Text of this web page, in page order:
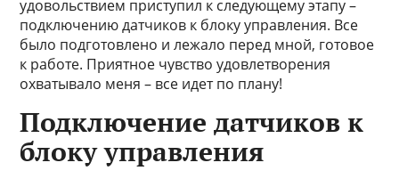
удовольствием приступил к следующему этапу –
подключению датчиков к блоку управления. Все
было подготовлено и лежало перед мной, готовое
к работе. Приятное чувство удовлетворения
охватывало меня – все идет по плану!
Подключение датчиков к
блоку управления